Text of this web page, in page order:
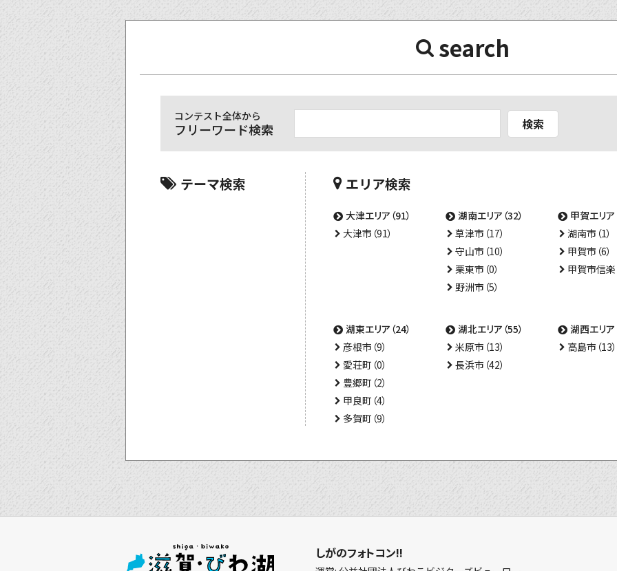
search
コンテスト全体から
フリーワード検索 検索
テーマ検索 エリア検索
大津エリア（91）
大津市（91）
湖南エリア（32）
草津市（17）
守山市（10）
栗東市（0）
野洲市（5）
甲賀エリア
湖南市（1）
甲賀市（6）
甲賀市信楽
湖東エリア（24）
彦根市（9）
愛荘町（0）
豊郷町（2）
甲良町（4）
多賀町（9）
湖北エリア（55）
米原市（13）
長浜市（42）
湖西エリア
高島市（13）
しがのフォトコン!!